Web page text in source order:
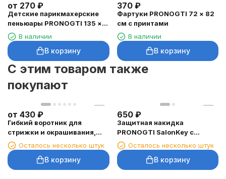
от 270 ₽
Детские парикмахерские
пеньюары PRONOGTI 135 ×
90 смВ наличии
В корзину
370 ₽
Фартуки PRONOGTI 72 × 82
см с принтами
В наличии
В корзину
C этим товаром также
покупают
от 430 ₽
Гибкий воротник для
стрижки и окрашивания,
цветаОсталось несколько штук
В корзину
650 ₽
Защитная накидка
PRONOGTI SalonKey с
утяжелителем, серая
Осталось несколько штук
В корзину